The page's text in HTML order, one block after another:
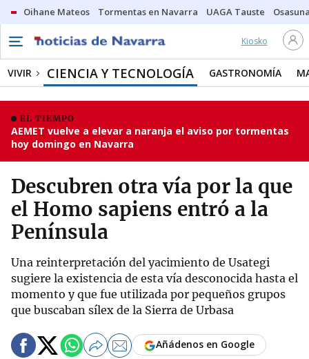
Oihane Mateos Tormentas en Navarra UAGA Tauste
Kiosko
VIVIR CIENCIA Y TECNOLOGÍA GASTRONOMÍA
EL TIEMPO
AEMET vuelve a elevar a naranja el aviso por tormentas
hoy domingo en Navarra
Descubren otra vía por la que
el Homo sapiens entró a la
Península
Una reinterpretación del yacimiento de Usategi
sugiere la existencia de esta vía desconocida hasta el
momento y que fue utilizada por pequeños grupos
que buscaban sílex de la Sierra de Urbasa
Añádenos en Google